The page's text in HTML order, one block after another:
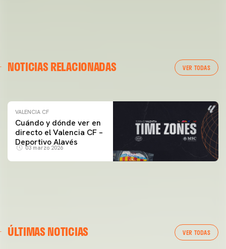
NOTICIAS RELACIONADAS VER TODAS
ENTRENAMIENTO DEL VALENCIA CF 04/03/26
VALENCIA CF
Cuándo y dónde ver en
directo el Valencia CF –
Deportivo Alavés
03 marzo 2026
ÚLTIMAS NOTICIAS VER TODAS